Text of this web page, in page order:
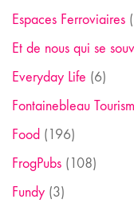
Espaces Ferroviaires
Et de nous qui se
Everyday Life (6)
Fontainebleau
Food (196)
FrogPubs (108)
Fundy (3)